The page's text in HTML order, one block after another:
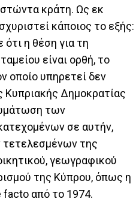
κράτη. Ως εκ
κάποιος το εξής:
η θέση για τη
είναι ορθή, το
οποίο υπηρετεί δεν
Κυπριακής Δημοκρατίας
των
σε αυτήν,
της
γεωγραφικού
της Κύπρου, όπως η
facto από το 1974.